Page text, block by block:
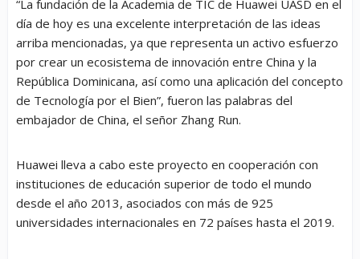
“La fundación de la Academia de TIC de Huawei UASD en el
día de hoy es una excelente interpretación de las ideas
arriba mencionadas, ya que representa un activo esfuerzo
por crear un ecosistema de innovación entre China y la
República Dominicana, así como una aplicación del concepto
de Tecnología por el Bien”, fueron las palabras del
embajador de China, el señor Zhang Run.
Huawei lleva a cabo este proyecto en cooperación con
instituciones de educación superior de todo el mundo
desde el año 2013, asociados con más de 925
universidades internacionales en 72 países hasta el 2019.